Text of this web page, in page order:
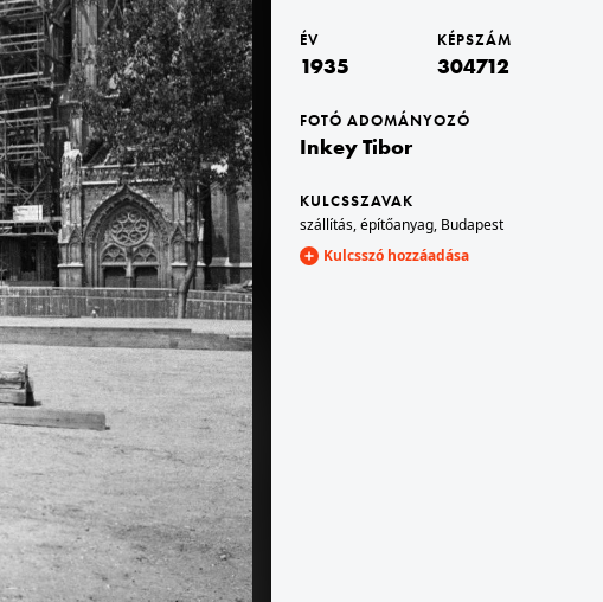
1935 1935
1935
ÉV
1935
KÉPSZÁM
304712
FOTÓ ADOMÁNYOZÓ
Inkey Tibor
KULCSSZAVAK
szállítás,építőanyag, Budapest
Kulcsszó hozzáadása